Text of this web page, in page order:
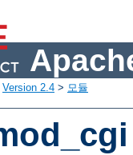
Version 2.4 > 모듈